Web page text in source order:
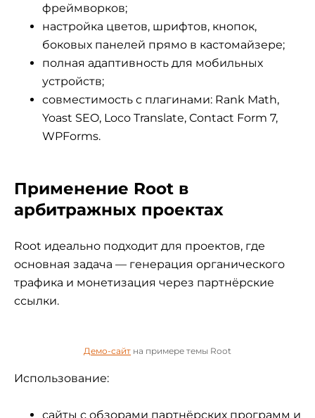
фреймворков;
настройка цветов, шрифтов, кнопок,
боковых панелей прямо в кастомайзере;
полная адаптивность для мобильных
устройств;
совместимость с плагинами: Rank Math,
Yoast SEO, Loco Translate, Contact Form 7,
WPForms.
Применение Root в
арбитражных проектах
Root идеально подходит для проектов, где
основная задача — генерация органического
трафика и монетизация через партнёрские
ссылки.
Демо-сайт на примере темы Root
Использование:
сайты с обзорами партнёрских программ и